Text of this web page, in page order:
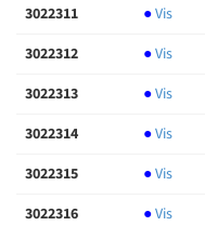
3022311
●Vis
3022312
●Vis
3022313
●Vis
3022314
●Vis
3022315
●Vis
3022316
●Vis